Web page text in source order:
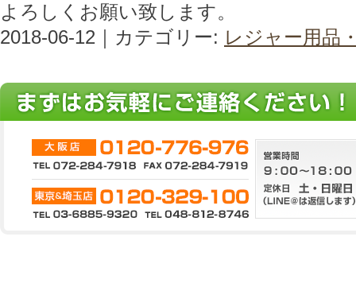
よろしくお願い致します。
2018-06-12｜カテゴリー: レジャー用品